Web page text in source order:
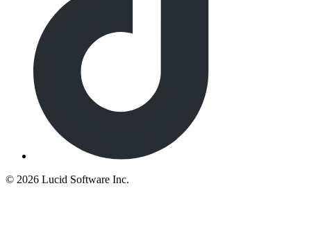
© 2026 Lucid Software Inc.